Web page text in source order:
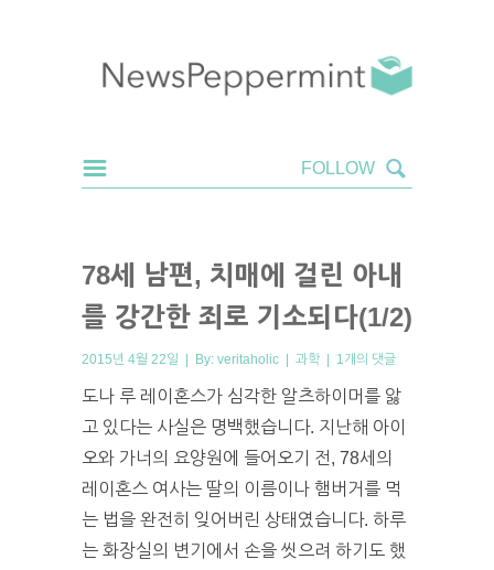
78세 남편, 치매에 걸린 아내
를 강간한 죄로 기소되다(1/2)
2015년 4월 22일 | By: veritaholic | 과학 | 1개의 댓글
도나 루 레이혼스가 심각한 알츠하이머를 앓
고 있다는 사실은 명백했습니다. 지난해 아이
오와 가너의 요양원에 들어오기 전, 78세의
레이혼스 여사는 딸의 이름이나 햄버거를 먹
는 법을 완전히 잊어버린 상태였습니다. 하루
는 화장실의 변기에서 손을 씻으려 하기도 했